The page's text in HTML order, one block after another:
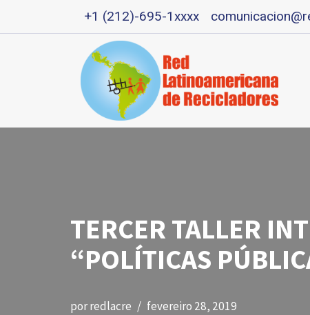
+1 (212)-695-1xxxx
TERCER TALLER
“POLÍTICAS
porredlacre fevereiro 28, 2019